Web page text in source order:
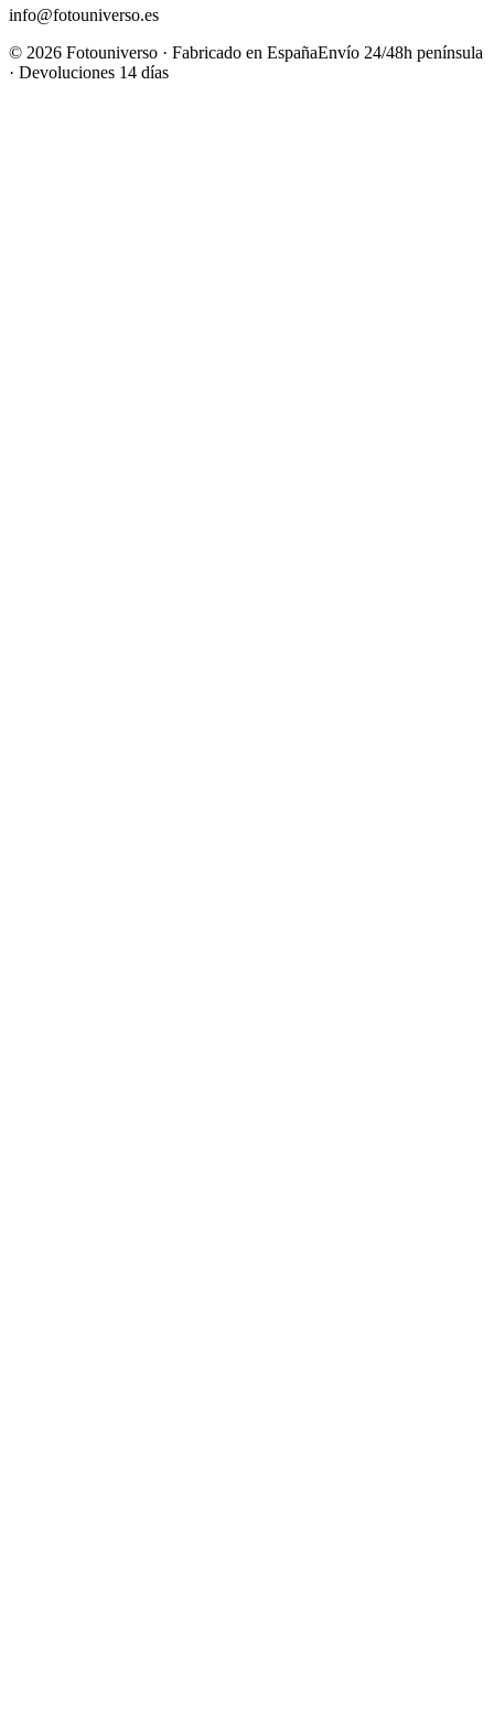
info@fotouniverso.es
© 2026 Fotouniverso · Fabricado en EspañaEnvío 24/48h península
· Devoluciones 14 días